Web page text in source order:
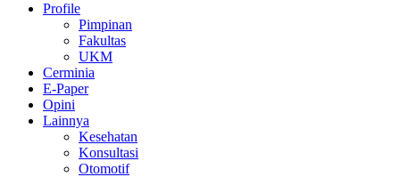
Profile
Pimpinan
Fakultas
UKM
Cerminia
E-Paper
Opini
Lainnya
Kesehatan
Konsultasi
Otomotif